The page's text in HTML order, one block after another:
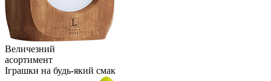
Величезний
асортимент
Іграшки на будь-який смак